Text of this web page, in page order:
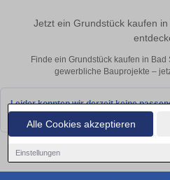
Alle Cookies akzeptieren
Einstellungen
Jetzt ein Grundstück kaufen
Finde ein Grundstück kaufen in
gewerbliche Bauprojekte –
Leider konnten wir derzeit keine